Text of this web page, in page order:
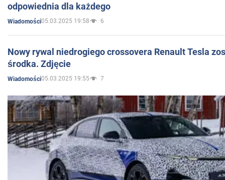
odpowiednia dla każdego
Wiadomości05.03.2025 19:58 6
Nowy rywal niedrogiego crossovera Renault Tesla
środka. Zdjęcie
Wiadomości05.03.2025 19:55 7